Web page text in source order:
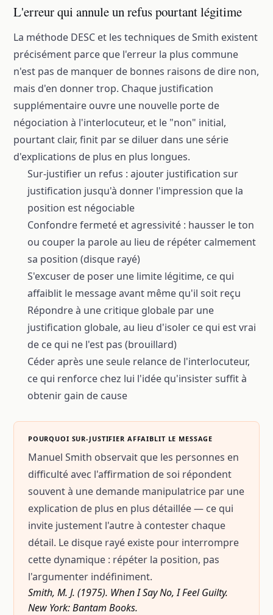
L'erreur qui annule un refus pourtant légitime
La méthode DESC et les techniques de Smith existent
précisément parce que l'erreur la plus commune
n'est pas de manquer de bonnes raisons de dire non,
mais d'en donner trop. Chaque justification
supplémentaire ouvre une nouvelle porte de
négociation à l'interlocuteur, et le "non" initial,
pourtant clair, finit par se diluer dans une série
d'explications de plus en plus longues.
Sur-justifier un refus : ajouter justification sur
justification jusqu'à donner l'impression que la
position est négociable
Confondre fermeté et agressivité : hausser le ton
ou couper la parole au lieu de répéter calmement
sa position (disque rayé)
S'excuser de poser une limite légitime, ce qui
affaiblit le message avant même qu'il soit reçu
Répondre à une critique globale par une
justification globale, au lieu d'isoler ce qui est vrai
de ce qui ne l'est pas (brouillard)
Céder après une seule relance de l'interlocuteur,
ce qui renforce chez lui l'idée qu'insister suffit à
obtenir gain de cause
POURQUOI SUR-JUSTIFIER AFFAIBLIT LE MESSAGE
Manuel Smith observait que les personnes en
difficulté avec l'affirmation de soi répondent
souvent à une demande manipulatrice par une
explication de plus en plus détaillée — ce qui
invite justement l'autre à contester chaque
détail. Le disque rayé existe pour interrompre
cette dynamique : répéter la position, pas
l'argumenter indéfiniment.
Smith, M. J. (1975). When I Say No, I Feel Guilty.
New York: Bantam Books.